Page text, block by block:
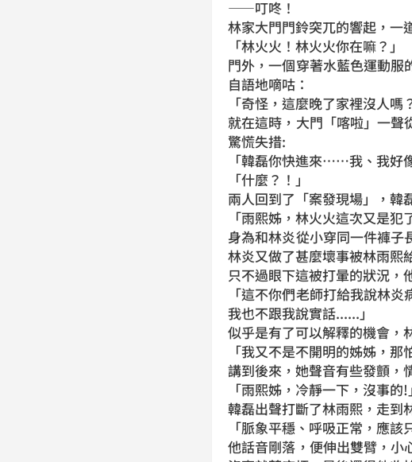
——叮咚！
林家大門門鈴突兀的響起，一
「林火火！林火火你在嘛？」
門外，一個穿著水藍色運動
自語地嘀咕：
「奇怪，這麼晚了家裡沒人嗎
就在這時，大門「喀啦」一
驚慌失措:
「韓磊你快進來……我、我好
「什麼？！」
兩人回到了「案發現場」，韓
「雨熙姊，林火火這次又是犯
身為和林炎從小穿同一件褲
林炎又做了甚麼壞事被林雨熙
只不過眼下這被打暈的狀況，
「這不你們老師打給我說林
我也不跟我說實話......」
似乎是有了可以解釋的機會，
「我又不是不開明的姊姊，
講到後來，她聲音有些發顫，
「雨熙姊，冷靜一下，沒事的!」
韓磊出聲打斷了林雨熙，走到
「脈象平穩、呼吸正常，應該
他話音剛落，便伸出雙臂，小